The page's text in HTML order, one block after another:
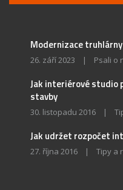
Modernizace
26. září 2023 | Psali o
Jak interiérové studio
stavby
30. listopadu 2016 |
Jak udržet rozpočet
27. října 2016 | Tipy a